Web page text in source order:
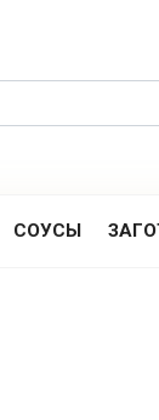
СОУСЫ